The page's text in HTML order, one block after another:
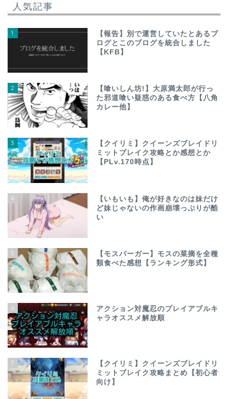
人気記事
1
【報告】別で運営していたとあるブ
ログとこのブログを統合しました
【KFB】
2
【喰いしん坊!】大原満太郎が行っ
た邪道喰い疑惑のある食べ方【八角
カレー他】
3
【クイリミ】クイーンズブレイドリ
ミットブレイク攻略とか感想とか
【PLv.170時点】
4
【いもいも】俺が好きなのは妹だけ
ど妹じゃないの作画崩壊っぷりが酷
い
5
【モスバーガー】モスの菜摘を全種
類食べた感想【ランキング形式】
6
アクション対魔忍のプレイアブルキ
ャラオススメ解放順
7
【クイリミ】クイーンズブレイドリ
ミットブレイク攻略まとめ【初心者
向け】